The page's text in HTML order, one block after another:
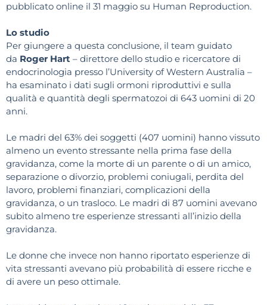
pubblicato online il 31 maggio su Human Reproduction.
Lo studio
Per giungere a questa conclusione, il team guidato
da Roger Hart – direttore dello studio e ricercatore di
endocrinologia presso l’University of Western Australia –
ha esaminato i dati sugli ormoni riproduttivi e sulla
qualità e quantità degli spermatozoi di 643 uomini di 20
anni.
Le madri del 63% dei soggetti (407 uomini) hanno vissuto
almeno un evento stressante nella prima fase della
gravidanza, come la morte di un parente o di un amico,
separazione o divorzio, problemi coniugali, perdita del
lavoro, problemi finanziari, complicazioni della
gravidanza, o un trasloco. Le madri di 87 uomini avevano
subito almeno tre esperienze stressanti all’inizio della
gravidanza.
Le donne che invece non hanno riportato esperienze di
vita stressanti avevano più probabilità di essere ricche e
di avere un peso ottimale.